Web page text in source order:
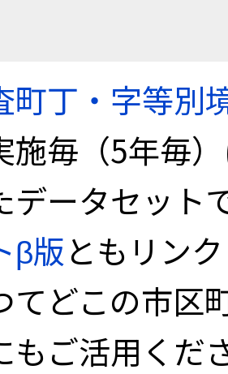
町丁・字等別
施毎（5年毎
データセット
β版ともリン
てどこの市区
もご活用くだ